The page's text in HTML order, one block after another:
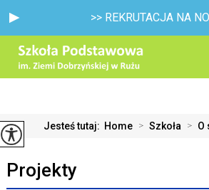
>> REKRUTACJA NA
Jesteś tutaj: Home > Szkoła > O
Projekty